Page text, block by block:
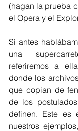
(hagan la prueba
el Opera y el
Si antes
una
referiremos a
donde los
que copian de
de los
definen. Este
nuestros